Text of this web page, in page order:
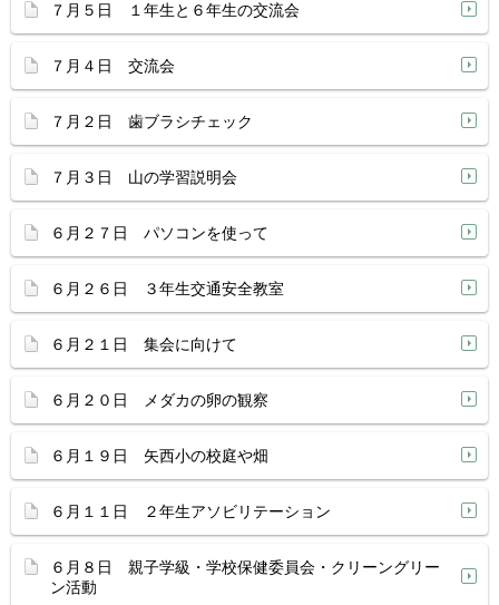
７月５日 １年生と６年生の交流会
７月４日 交流会
７月２日 歯ブラシチェック
７月３日 山の学習説明会
６月２７日 パソコンを使って
６月２６日 ３年生交通安全教室
６月２１日 集会に向けて
６月２０日 メダカの卵の観察
６月１９日 矢西小の校庭や畑
６月１１日 ２年生アソビリテーション
６月８日 親子学級・学校保健委員会・クリーングリー
ン活動